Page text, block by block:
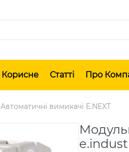
Корисне Статті Про
Автоматичні вимикачі E.NEXT